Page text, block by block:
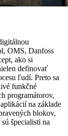
OMS, Danfoss
ako si
definovať
ľudí. Preto sa
funkčné
programátorov,
na základe
blokov,
špecialisti na